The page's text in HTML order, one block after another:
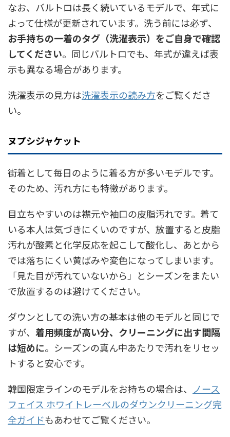
なお、バルトロは長く続いているモデルで、年式に
よって仕様が更新されています。洗う前には必ず、
お手持ちの一着のタグ（洗濯表示）をご自身で確認
してください。同じバルトロでも、年式が違えば表
示も異なる場合があります。
洗濯表示の見方は洗濯表示の読み方をご覧くださ
い。
ヌプシジャケット
街着として毎日のように着る方が多いモデルです。
そのため、汚れ方にも特徴があります。
目立ちやすいのは襟元や袖口の皮脂汚れです。着て
いる本人は気づきにくいのですが、放置すると皮脂
汚れが酸素と化学反応を起こして酸化し、あとから
では落ちにくい黄ばみや変色になってしまいます。
「見た目が汚れていないから」とシーズンをまたい
で放置するのは避けてください。
ダウンとしての洗い方の基本は他のモデルと同じで
すが、 着用頻度が高い分、クリーニングに出す間隔
は短めに。シーズンの真ん中あたりで汚れをリセッ
トすると安心です。
韓国限定ラインのモデルをお持ちの場合は、
ノース
フェイス ホワイトレーベルのダウンクリーニング完
全ガイドもあわせてご覧ください。